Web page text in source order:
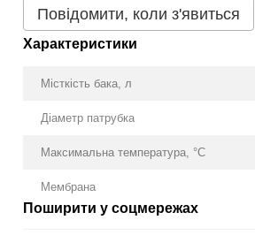
Повідомити, коли з'явиться
Характеристики
Місткість бака, л
Діаметр патрубка
Максимальна температура, °С
Мембрана
Поширити у соцмережах